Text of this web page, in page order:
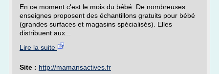
En ce moment c'est le mois du bébé. De nombreuses
enseignes proposent des échantillons gratuits pour bébé
(grandes surfaces et magasins spécialisés). Elles
distribuent aux...
Lire la suite
Site : http://mamansactives.fr